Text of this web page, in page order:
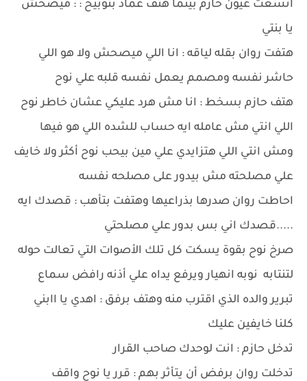
اتسعت عيون حازم بينما هتف عماد بتوبيخ : : ميصحش
يا بنتي
هتفت روان بقله لياقه : انا اللي ميصحش ولا هو اللي
حاشر نفسه ومصمم يعمل نفسه قلبه علي نوح
هتف حازم بسخط : انا مش هرد عليكي عشان خاطر نوح
اللي انتي مش عامله ايه حساب للشده اللي هو فيها
ومش انتي اللي هتزايدي علي مين بيحب نوح أكثر ولا خايف
علي مصلحته مش بيدور على مصلحه نفسه
احاطت روان صدرها بذراعيها وهتفت بتأهب : قصدك ايه
.....قصدك اني بس بدور علي مصلحتي
صرخ نوح بقوة يسكت كل تلك الأصوات التي تعالت حوله
لتنتابه نوبه انهيار ويرفع يداه علي أذنه رافض سماع
تبرير والده الذي اقترب منه وهتف برفق : اهدي يا اابني
كلنا خايفين عليك
تدخل حازم : انت لوحدك صاحب القرار
تدخلت روان برفض أن يتأثر بهم : قرر يا نوح واقف